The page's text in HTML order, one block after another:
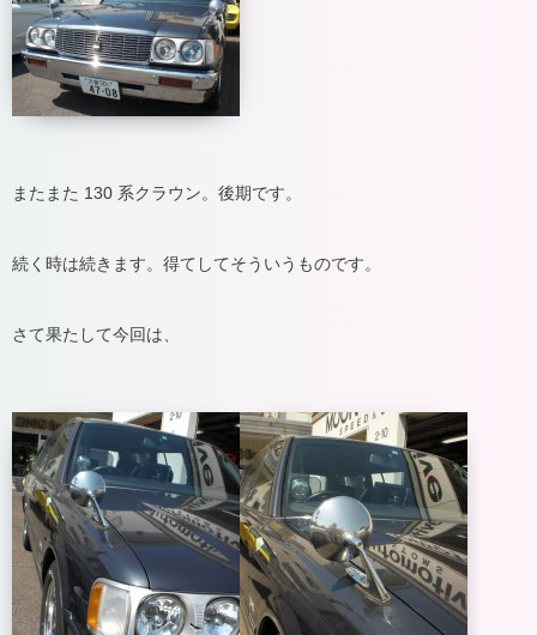
またまた 130 系クラウン。後期です。
続く時は続きます。得てしてそういうものです。
さて果たして今回は、